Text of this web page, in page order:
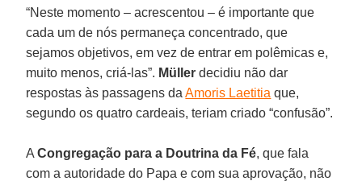
“Neste momento – acrescentou – é importante que
cada um de nós permaneça concentrado, que
sejamos objetivos, em vez de entrar em polêmicas e,
muito menos, criá-las”. Müller decidiu não dar
respostas às passagens daAmoris Laetitia que,
segundo os quatro cardeais, teriam criado “confusão”.
ACongregação para a Doutrina da Fé, que fala
com a autoridade do Papa e com sua aprovação, não